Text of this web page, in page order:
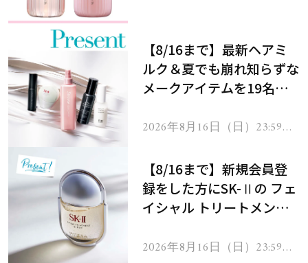
【8/16まで】最新ヘアミ
ルク＆夏でも崩れ知らずな
メークアイテムを19名様
2026年8月16日（日）23:59ま
【8/16まで】新規会員登
録をした方にSK-Ⅱの フェ
イシャル トリートメント
2026年8月16日（日）23:59ま